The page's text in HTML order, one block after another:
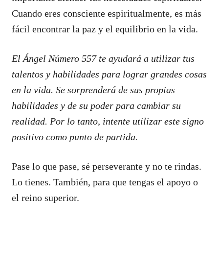
Cuando eres consciente espiritualmente, es más
fácil encontrar la paz y el equilibrio en la vida.
El Ángel Número 557 te ayudará a utilizar tus
talentos y habilidades para lograr grandes cosas
en la vida. Se sorprenderá de sus propias
habilidades y de su poder para cambiar su
realidad. Por lo tanto, intente utilizar este signo
positivo como punto de partida.
Pase lo que pase, sé perseverante y no te rindas.
Lo tienes. También, para que tengas el apoyo o
el reino superior.